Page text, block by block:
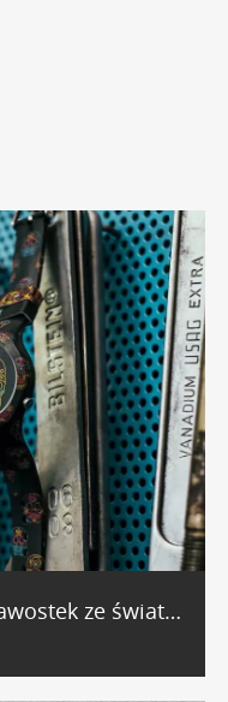
Sześć niecodziennych ciekawostek ze świata czasomierzy